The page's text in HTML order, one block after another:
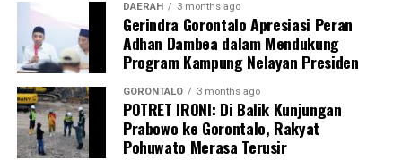
DAERAH 3 months ago
Gerindra Gorontalo Apresiasi Peran
Adhan Dambea dalam Mendukung
Program Kampung Nelayan Presiden
GORONTALO 3 months ago
POTRET IRONI: Di Balik Kunjungan
Prabowo ke Gorontalo, Rakyat
Pohuwato Merasa Terusir